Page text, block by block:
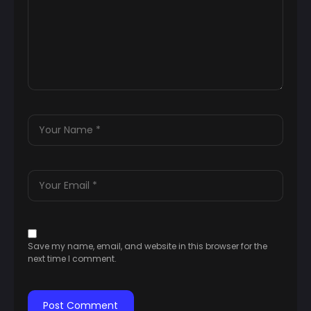
Save my name, email, and website in this browser for the
next time I comment.